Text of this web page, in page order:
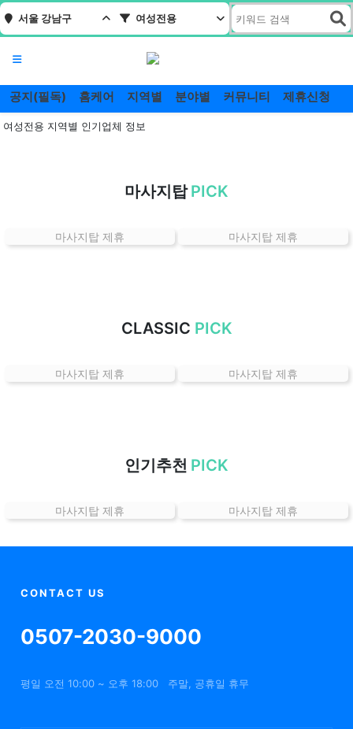
서울 강남구 여성전용
메뉴
공지(필독) 홈케어 지역별 분야별 커뮤니티 제휴신청
여성전용 지역별 인기업체 정보
여
곳
정
샵
마사지탑 PICK
마사지탑 제휴 마사지탑 제휴
CLASSIC PICK
마사지탑 제휴 마사지탑 제휴
인기추천 PICK
마사지탑 제휴 마사지탑 제휴
CONTACT US
0507-2030-9000
평일 오전 10:00 ~ 오후 18:00 주말, 공휴일 휴무